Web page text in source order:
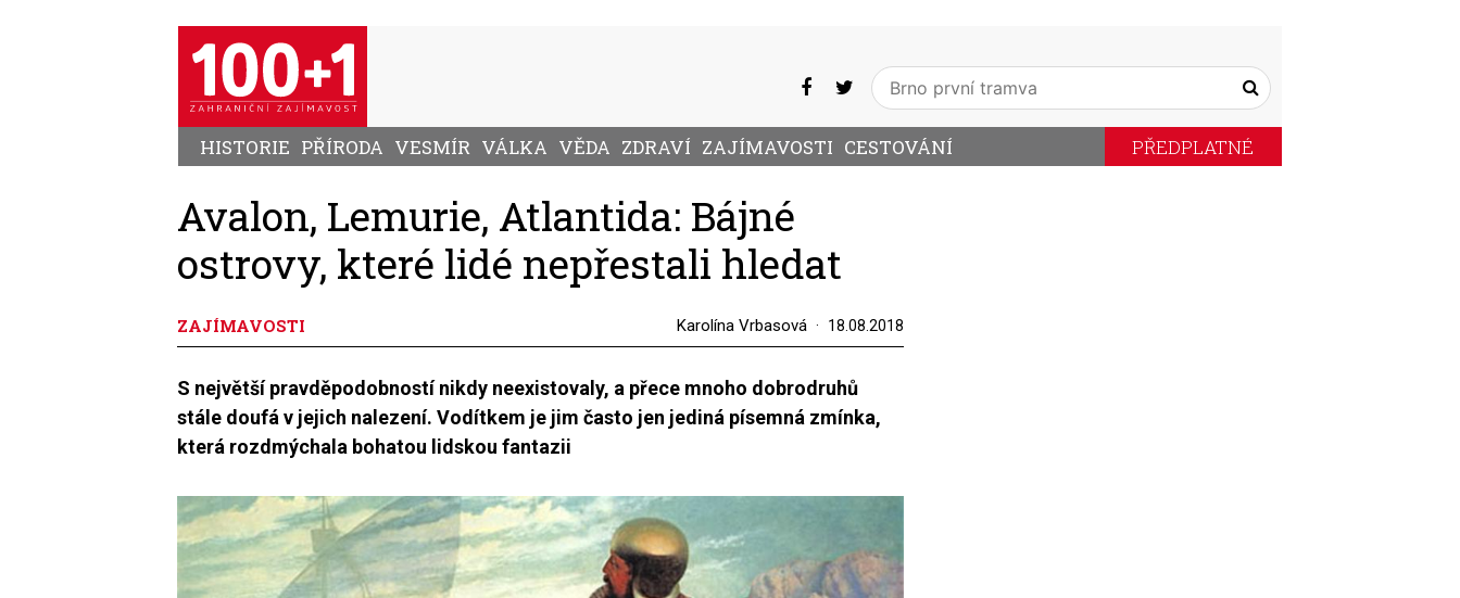
HISTORIE PŘÍRODA VESMÍR VÁLKA VĚDA ZDRAVÍ ZAJÍMAVOSTI CESTOVÁNÍ PŘEDPLATNÉ
Avalon, Lemurie, Atlantida: Bájné
ostrovy, které lidé nepřestali hledat
ZAJÍMAVOSTI Karolína Vrbasová 18.08.2018
S největší pravděpodobností nikdy neexistovaly, a přece mnoho dobrodruhů
stále doufá v jejich nalezení. Vodítkem je jim často jen jediná písemná zmínka,
která rozdmýchala bohatou lidskou fantazii